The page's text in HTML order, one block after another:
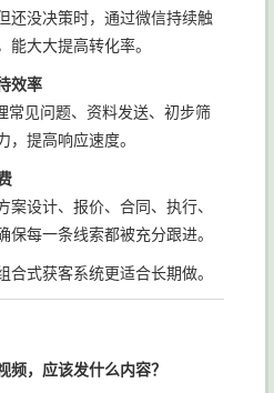
还没决策时，通过微信持续触
能大大提高转化率。
效率
常见问题、资料发送、初步筛
，提高响应速度。
案设计、报价、合同、执行、
保每一条线索都被充分跟进。
式获客系统更适合长期做。
，应该发什么内容？